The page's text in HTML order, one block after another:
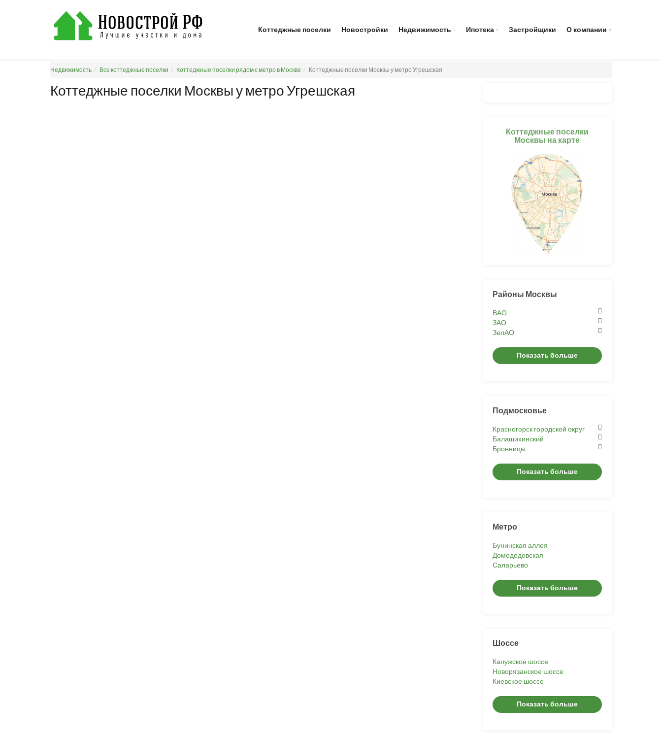
Коттеджные поселки Новостройки Недвижимость Ипотека Застройщики О компании
Недвижимость Все коттеджные поселки Коттеджные поселки рядом с метро в Москве Коттеджные поселки Москвы у метро Угрешская
Коттеджные поселки Москвы у метро Угрешская
Коттеджные поселки
Москвы на карте
Районы Москвы
ВАО
ЗАО
ЗелАО
Показать больше
Подмосковье
Красногорск городской округ
Балашихинский
Бронницы
Показать больше
Метро
Бунинская аллея
Домодедовская
Саларьево
Показать больше
Шоссе
Калужское шоссе
Новорязанское шоссе
Киевское шоссе
Показать больше